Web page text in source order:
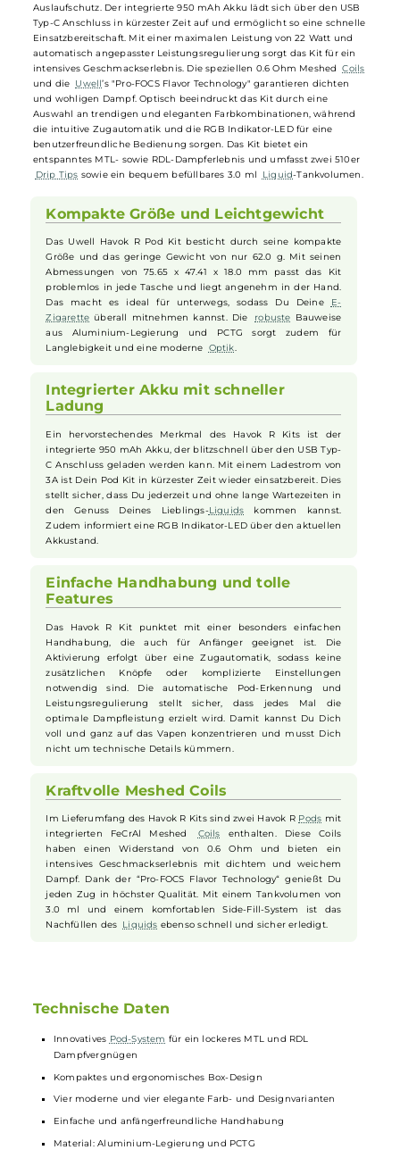
Uwell - Havok R Pod Kit
DasUwellHavok R Pod Kit besticht durch sein kompaktes und
ergonomisches Design, das bequem in die Hand passt und
problemlos transportiert werden kann. Dank der innovativen
"Reversed Pod Installation" bietet es einen hervorragenden
Auslaufschutz. Der integrierte 950 mAh Akku lädt sich über den USB
Typ-C Anschluss in kürzester Zeit auf und ermöglicht so eine
Einsatzbereitschaft. Mit einer maximalen Leistung von 22 Watt und
intensives Geschmackserlebnis. Die speziellen 0.6 Ohm Meshed
und wohligen Dampf. Optisch beeindruckt das Kit durch eine
Auswahl an trendigen und eleganten Farbkombinationen, während
die intuitive Zugautomatik und die RGB Indikator-LED für eine
benutzerfreundliche Bedienung sorgen. Das Kit bietet ein
entspanntes MTL- sowie RDL-Dampferlebnis und umfasst zwei 510er
Drip Tipssowie ein bequem befüllbares 3.0 ml Liquid -
Das Uwell Havok R Pod Kit besticht durch seine kompakte
Abmessungen von 75.65 x 47.41 x 18.0 mm passt das Kit
problemlos in jede Tasche und liegt angenehm in der Hand.
Das macht es ideal für unterwegs, sodass Du Deine
Zigaretteüberall mitnehmen kannst. Die robusteBauweise
aus Aluminium-Legierung und PCTG sorgt zudem für
Langlebigkeit und eine moderne Optik.
Integrierter Akku mit schneller
Ladung
Ein hervorstechendes Merkmal des Havok R Kits ist der
integrierte 950 mAh Akku, der blitzschnell über den USB Typ-
C Anschluss geladen werden kann. Mit einem Ladestrom von
3A ist Dein Pod Kit in kürzester Zeit wieder einsatzbereit. Dies
stellt sicher, dass Du jederzeit und ohne lange Wartezeiten in
den Genuss Deines Lieblings- Liquidskommen kannst.
Zudem informiert eine RGB Indikator-LED über den aktuellen
Akkustand.
Einfache Handhabung und tolle
Features
Das Havok R Kit punktet mit einer besonders einfachen
Handhabung, die auch für Anfänger geeignet ist. Die
Aktivierung erfolgt über eine Zugautomatik, sodass keine
zusätzlichen Knöpfe oder komplizierte Einstellungen
notwendig sind. Die automatische Pod-Erkennung und
Leistungsregulierung stellt sicher, dass jedes Mal die
Kraftvolle Meshed Coils
Im Lieferumfang des Havok R Kits sind zwei Havok R
haben einen Widerstand von 0.6 Ohm und bieten ein
intensives Geschmackserlebnis mit dichtem und weichem
Dampf. Dank der “Pro-FOCS Flavor Technology“ genießt Du